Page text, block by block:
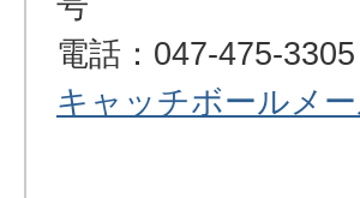
電話：047-475-
キャッチボールメ